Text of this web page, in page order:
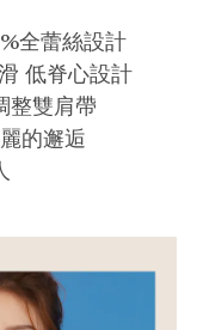
全蕾絲設計
低脊心設計
整雙肩帶
的邂逅